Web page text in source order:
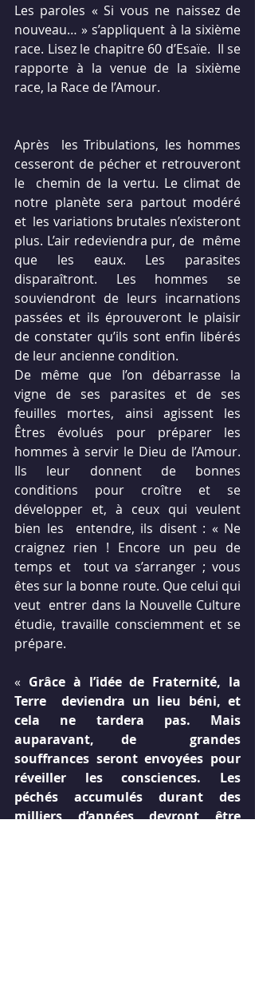
Les paroles « Si vous ne naissez de
nouveau… » s’appliquent à la sixième
race. Lisez le chapitre 60 d’Esaïe.  Il se
rapporte à la venue de la sixième
race, la Race de l’Amour.
Après  les Tribulations, les hommes
cesseront de pécher et retrouveront
le  chemin de la vertu. Le climat de
notre planète sera partout modéré
et  les variations brutales n’existeront
plus. L’air redeviendra pur, de  même
que les eaux. Les parasites
disparaîtront. Les hommes se
souviendront de leurs incarnations
passées et ils éprouveront le plaisir
de constater qu’ils sont enfin libérés
de leur ancienne condition.
De même que l’on débarrasse la
vigne de ses parasites et de ses
feuilles mortes, ainsi agissent les
Êtres évolués pour préparer les
hommes à servir le Dieu de l’Amour.
Ils leur donnent de bonnes
conditions pour croître et se
développer et, à ceux qui veulent
bien les  entendre, ils disent : « Ne
craignez rien ! Encore un peu de
temps et  tout va s’arranger ; vous
êtes sur la bonne route. Que celui qui
veut  entrer dans la Nouvelle Culture
étudie, travaille consciemment et se
prépare.
« Grâce à l’idée de Fraternité, la
Terre  deviendra un lieu béni, et
cela ne tardera pas. Mais
auparavant, de  grandes
souffrances seront envoyées pour
réveiller les consciences. Les
péchés accumulés durant des
milliers d’années devront être